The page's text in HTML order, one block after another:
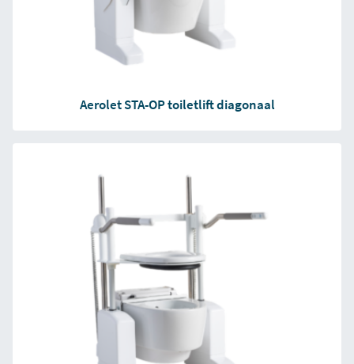
Aerolet STA-OP toiletlift diagonaal